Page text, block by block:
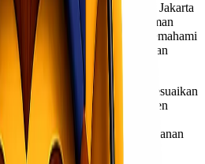
ekspedisi cargo murah Jakarta
memenuhi kebutuhan pengiriman
bertahun-tahun, kami memahami
dan efisiensi dalam mengirimkan
layanan yang dapat disesuaikan
Anda. Apakah itu dokumen
kami siap membantu. Kami
untuk memastikan keamanan